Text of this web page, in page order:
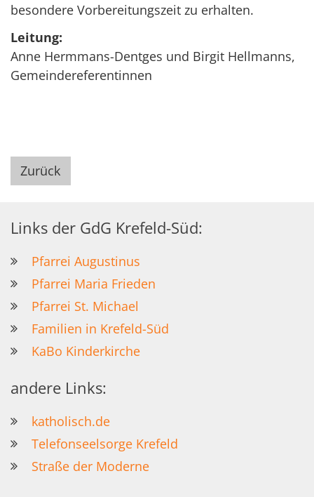
besondere Vorbereitungszeit zu erhalten.
Leitung:
Anne Hermmans-Dentges und Birgit Hellmanns,
Gemeindereferentinnen
Zurück
Links der GdG Krefeld-Süd:
Pfarrei Augustinus
Pfarrei Maria Frieden
Pfarrei St. Michael
Familien in Krefeld-Süd
KaBo Kinderkirche
andere Links:
katholisch.de
Telefonseelsorge Krefeld
Straße der Moderne